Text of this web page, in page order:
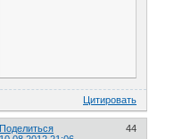
Цитировать
Поделиться
44